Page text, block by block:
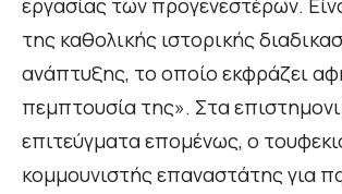
εργασίας των προγενεστέρων.
της καθολικής ιστορικής
ανάπτυξης, το οποίο εκφράζει
πεμπτουσία της». Στα
επιτεύγματα επομένως, ο
κομμουνιστής επαναστάτης για